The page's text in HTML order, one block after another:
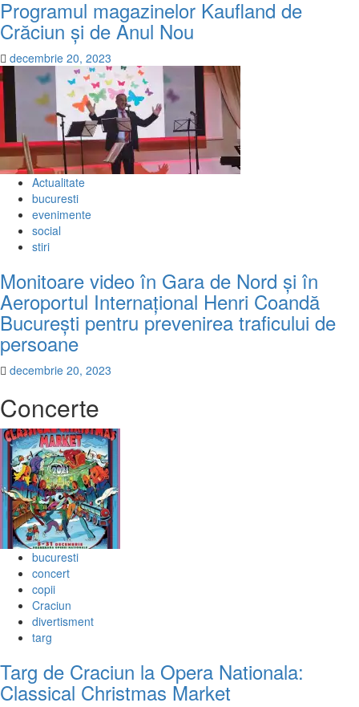
Programul magazinelor Kaufland de
Crăciun și de Anul Nou
decembrie 20, 2023
Actualitate
bucuresti
evenimente
social
stiri
Monitoare video în Gara de Nord și în
Aeroportul Internațional Henri Coandă
București pentru prevenirea traficului de
persoane
decembrie 20, 2023
Concerte
bucuresti
concert
copii
Craciun
divertisment
targ
Targ de Craciun la Opera Nationala:
Classical Christmas Market